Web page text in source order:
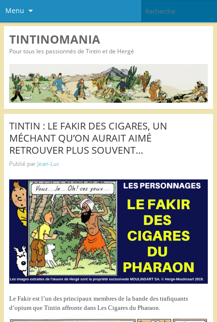
Menu
TINTINOMANIA
Pour tous les passionnés de Tintin et de Hergé
TINTIN : LE FAKIR DES CIGARES, UN
MÉCHANT QU’ON AURAIT AIMÉ
RETROUVER PLUS SOUVENT…
Publié par Jean-Luc
Le Fakir est l’un des principaux membres de la bande des trafiquants
d’opium que Tintin affronte dans Les Cigares du Pharaon.